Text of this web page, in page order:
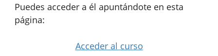
Puedes acceder a él apuntándote en esta
página:
Acceder al curso